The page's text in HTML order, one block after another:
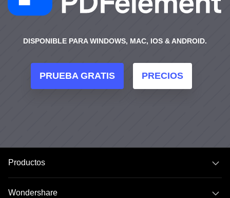
DISPONIBLE PARA WINDOWS, MAC, IOS & ANDROID.
PRUEBA GRATIS PRECIOS
Productos
Wondershare